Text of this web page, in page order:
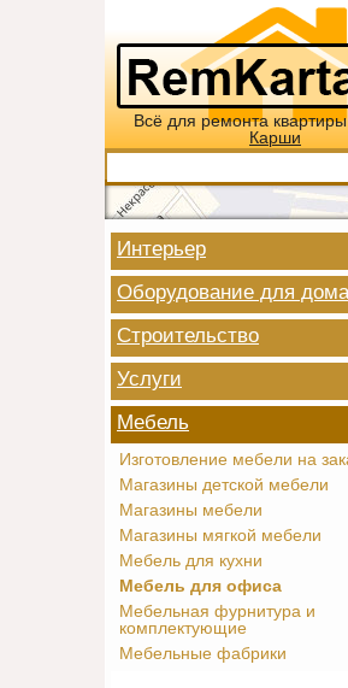
Всё для ремонта
Карши
Интерьер
Оборудование для дома
Строительство
Услуги
Мебель
Изготовление мебели на
Магазины детской мебели
Магазины мебели
Магазины мягкой мебели
Мебель для кухни
Мебель для офиса
Мебельная фурнитура и
комплектующие
Мебельные фабрики